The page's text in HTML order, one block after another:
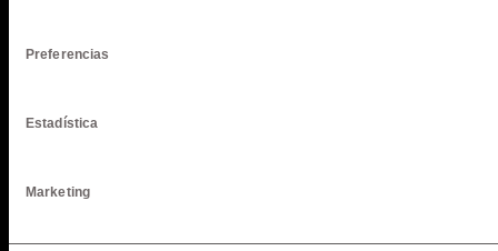
Preferencias
Estadística
Marketing
pueden sufrir modificaciones sin previo aviso. Todos los
desembolso, para mayor información solicita una cotización.